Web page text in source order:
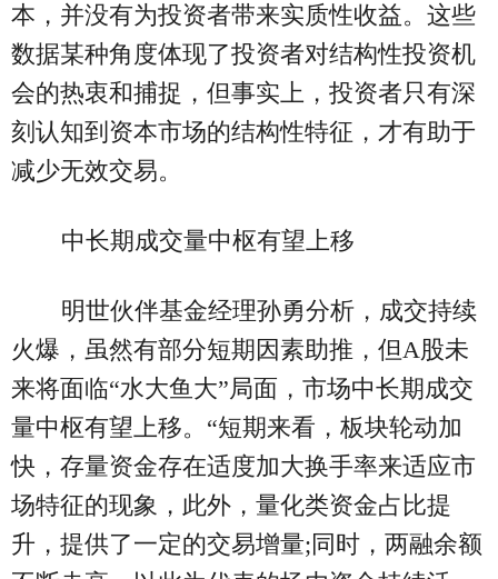
本，并没有为投资者带来实质性收益。这些
数据某种角度体现了投资者对结构性投资机
会的热衷和捕捉，但事实上，投资者只有深
刻认知到资本市场的结构性特征，才有助于
减少无效交易。
中长期成交量中枢有望上移
明世伙伴基金经理孙勇分析，成交持续
火爆，虽然有部分短期因素助推，但A股未
来将面临“水大鱼大”局面，市场中长期成交
量中枢有望上移。“短期来看，板块轮动加
快，存量资金存在适度加大换手率来适应市
场特征的现象，此外，量化类资金占比提
升，提供了一定的交易增量;同时，两融余额